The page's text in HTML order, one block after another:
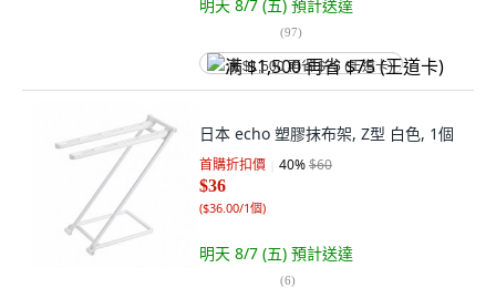
明天 8/7 (五) 預計送達
(97)
满 $1,500 再省 $75 (王道卡)
日本 echo 塑膠抹布架, Z型 白色, 1個
首購折扣價 40%$60
$36
($36.00/1個)
明天 8/7 (五) 預計送達
(6)